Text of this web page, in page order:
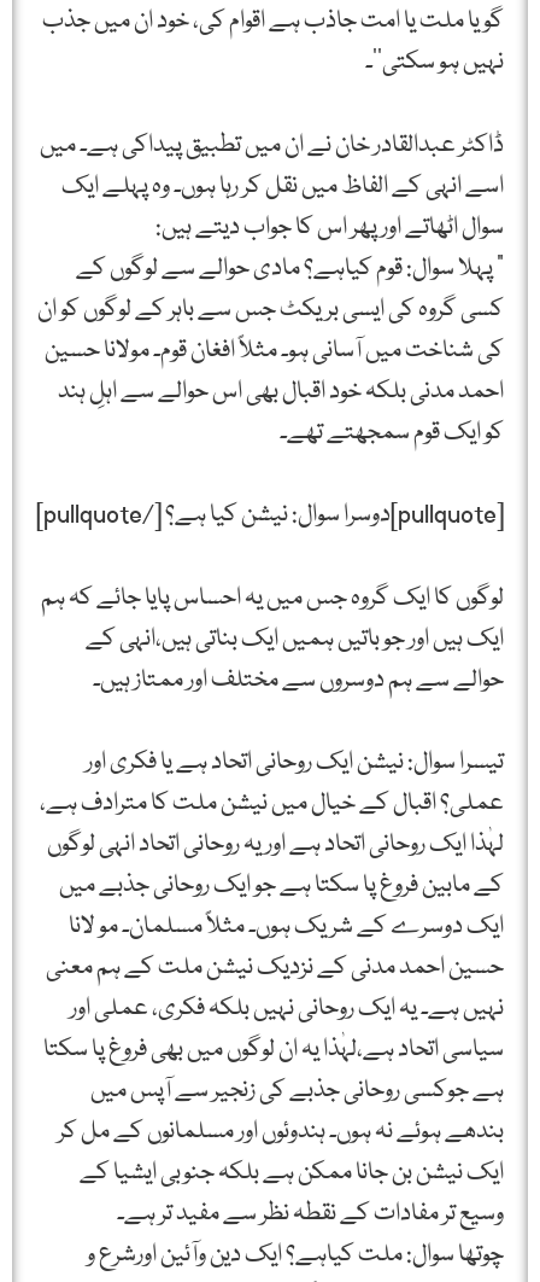
گویا ملت یا امت جاذب ہے اقوام کی، خود ان میں جذب
نہیں ہو سکتی‘‘۔
ڈاکٹر عبدالقادر خان نے ان میں تطبیق پیداکی ہے۔ میں
اسے انہی کے الفاظ میں نقل کر رہا ہوں۔ وہ پہلے ایک
سوال اٹھاتے اور پھر اس کا جواب دیتے ہیں:
” پہلا سوال: قوم کیاہے؟ مادی حوالے سے لوگوں کے
کسی گروہ کی ایسی بریکٹ جس سے باہر کے لوگوں کو ان
کی شناخت میں آسانی ہو۔ مثلاً افغان قوم۔ مولانا حسین
احمد مدنی بلکہ خود اقبال بھی اس حوالے سے اہلِ ہند
کو ایک قوم سمجھتے تھے۔
[pullquote]دوسرا سوال: نیشن کیا ہے؟ [/pullquote]
لوگوں کا ایک گروہ جس میں یہ احساس پایا جائے کہ ہم
ایک ہیں اور جو باتیں ہمیں ایک بناتی ہیں،انہی کے
حوالے سے ہم دوسروں سے مختلف اور ممتاز ہیں۔
تیسرا سوال: نیشن ایک روحانی اتحاد ہے یا فکری اور
عملی؟ اقبال کے خیال میں نیشن ملت کا مترادف ہے،
لہٰذا ایک روحانی اتحاد ہے اور یہ روحانی اتحاد انہی لوگوں
کے مابین فروغ پا سکتا ہے جو ایک روحانی جذبے میں
ایک دوسرے کے شریک ہوں۔ مثلاً مسلمان۔ مو لانا
حسین احمد مدنی کے نزدیک نیشن ملت کے ہم معنی
نہیں ہے۔ یہ ایک روحانی نہیں بلکہ فکری، عملی اور
سیاسی اتحاد ہے،لہٰذا یہ ان لوگوں میں بھی فروغ پا سکتا
ہے جوکسی روحانی جذبے کی زنجیر سے آپس میں
بندھے ہوئے نہ ہوں۔ ہندوئوں اور مسلمانوں کے مل کر
ایک نیشن بن جانا ممکن ہے بلکہ جنوبی ایشیا کے
وسیع تر مفادات کے نقطہ نظر سے مفید تر ہے۔
چوتھا سوال: ملت کیاہے؟ ایک دین وآئین اورشرع و